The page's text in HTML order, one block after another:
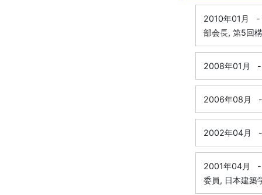
2010年01月
-
部会長, 第5回
2008年01月 -
2006年08月 -
2002年04月 -
2001年04月
-
委員, 日本建築